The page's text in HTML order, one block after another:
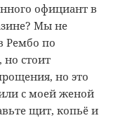
официант в
Мы не
Рембо по
стоит
но это
с моей женой
щит, копьё и